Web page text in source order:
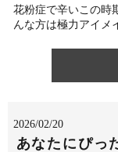
花粉症で辛いこの時
んな方は極力アイ
2026/02/20
あなたにぴっ